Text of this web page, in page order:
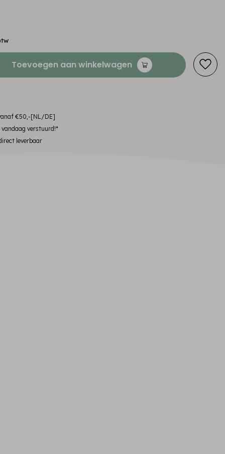
Toevoegen aan winkelwagen
€50,-[NL/DE]
vandaag verstuurd!*
leverbaar